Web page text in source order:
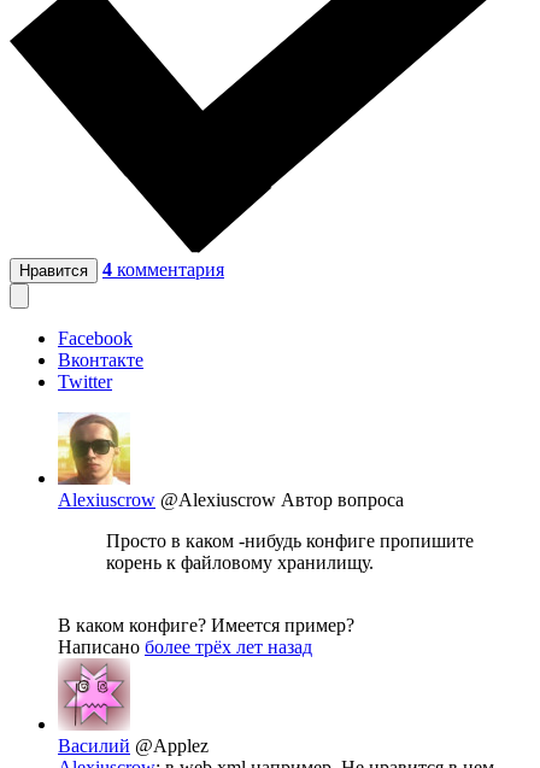
Нравится 4 комментария
Facebook
Вконтакте
Twitter
Alexiuscrow @Alexiuscrow Автор вопроса
Просто в каком -нибудь конфиге пропишите
корень к файловому хранилищу.
В каком конфиге? Имеется пример?
Написано более трёх лет назад
Василий @Applez